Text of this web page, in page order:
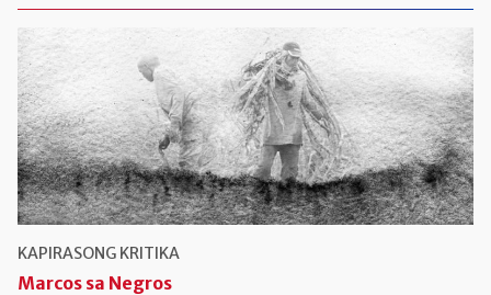
KAPIRASONG KRITIKA
Marcos sa Negros